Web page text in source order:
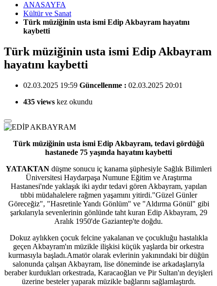
ANASAYFA
Kültür ve Sanat
Türk müziğinin usta ismi Edip Akbayram hayatını
kaybetti
Türk müziğinin usta ismi Edip Akbayram
hayatını kaybetti
02.03.2025 19:59 Güncellenme : 02.03.2025 20:01
435 views kez okundu
Türk müziğinin usta ismi Edip Akbayram, tedavi gördüğü
hastanede 75 yaşında hayatını kaybetti
YATAKTANdüşme sonucu iç kanama şüphesiyle Sağlık Bilimleri
Üniversitesi Haydarpaşa Numune Eğitim ve Araştırma
Hastanesi'nde yaklaşık iki aydır tedavi gören Akbayram, yapılan
tıbbi müdahalelere rağmen yaşamını yitirdi."Güzel Günler
Göreceğiz", "Hasretinle Yandı Gönlüm" ve "Aldırma Gönül" gibi
şarkılarıyla sevenlerinin gönlünde taht kuran Edip Akbayram, 29
Aralık 1950'de Gaziantep'te doğdu.
Dokuz aylıkken çocuk felcine yakalanan ve çocukluğu hastalıkla
geçen Akbayram'ın müzikle ilişkisi küçük yaşlarda bir orkestra
kurmasıyla başladı.Amatör olarak evlerinin yakınındaki bir düğün
salonunda çalışan Akbayram, lise döneminde ise arkadaşlarıyla
beraber kurdukları orkestrada, Karacaoğlan ve Pir Sultan'ın deyişleri
üzerine besteler yaparak müzikle bağlarını sağlamlaştırdı.